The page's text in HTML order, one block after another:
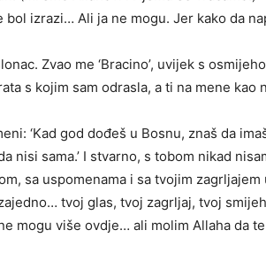
bol izrazi… Ali ja ne mogu. Jer kako da
Zvao me ‘Bracino’, uvijek s
s kojim sam odrasla, a ti na mene
‘Kad god dođeš u Bosnu, znaš da
nisi sama.’ I stvarno, s tobom nikad
sa uspomenama i sa tvojim
tvoj glas, tvoj zagrljaj, tvoj
mogu više ovdje… ali molim Allaha da